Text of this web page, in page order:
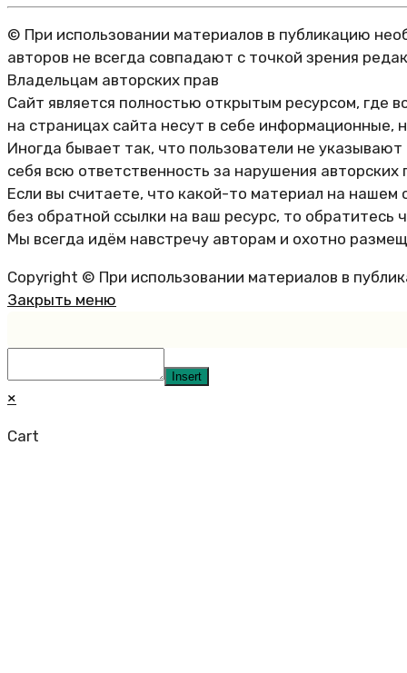
© При использовании материалов в публикацию
авторов не всегда совпадают с точкой зрения
Владельцам авторских прав
Сайт является полностью открытым ресурсом, где
на страницах сайта несут в себе информационные,
Иногда бывает так, что пользователи не
себя всю ответственность за нарушения авторских
Если вы считаете, что какой-то материал на
без обратной ссылки на ваш ресурс, то обратитесь
Мы всегда идём навстречу авторам и охотно
Copyright © При использовании материалов в
Закрыть меню
Insert
×
Cart